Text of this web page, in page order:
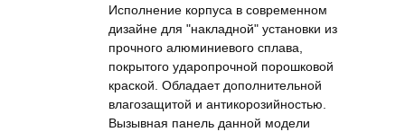
Исполнение корпуса в современном
дизайне для "накладной" установки из
прочного алюминиевого сплава,
покрытого ударопрочной порошковой
краской. Обладает дополнительной
влагозащитой и антикорозийностью.
Вызывная панель данной модели